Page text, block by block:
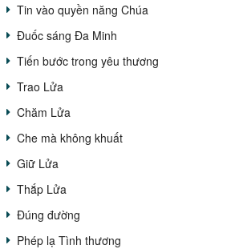
Tin vào quyền năng Chúa
Đuốc sáng Đa Minh
Tiến bước trong yêu thương
Trao Lửa
Chăm Lửa
Che mà không khuất
Giữ Lửa
Thắp Lửa
Đúng đường
Phép lạ Tình thương